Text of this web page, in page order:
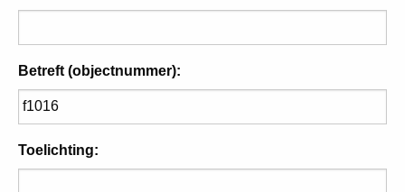
Betreft (objectnummer):
Toelichting: